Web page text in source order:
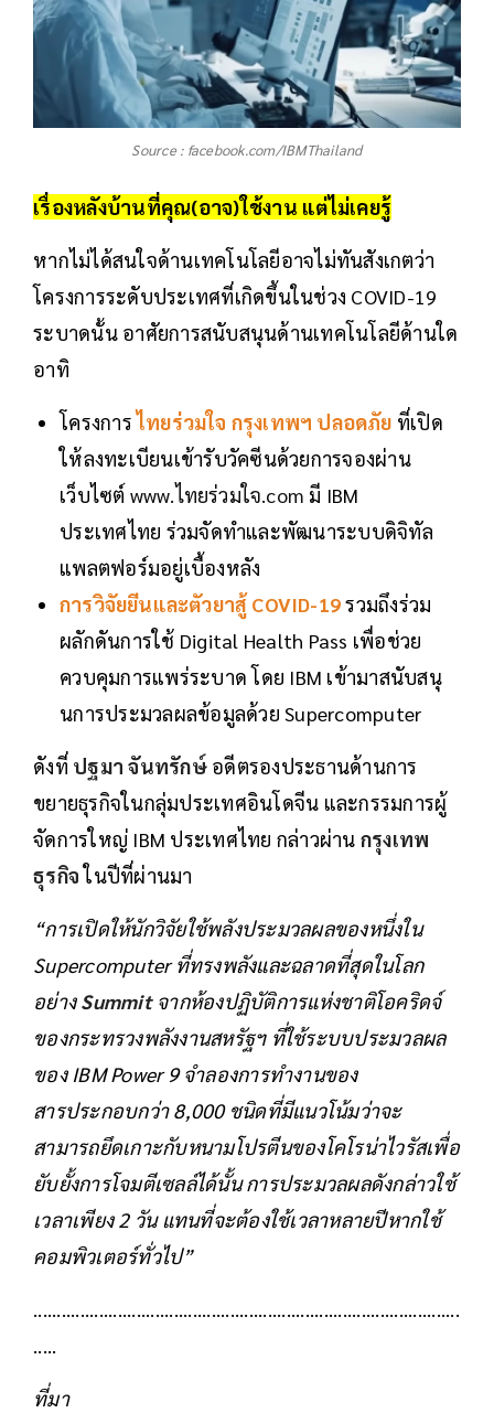
Source : facebook.com/IBMThailand
เรื่องหลังบ้านที่คุณ(อาจ)ใช้งาน แต่ไม่เคยรู้
หากไม่ได้สนใจด้านเทคโนโลยีอาจไม่ทันสังเกตว่า
โครงการระดับประเทศที่เกิดขึ้นในช่วง COVID-19
ระบาดนั้น อาศัยการสนับสนุนด้านเทคโนโลยีด้านใด
อาทิ
โครงการไทยร่วมใจ กรุงเทพฯ ปลอดภัย ที่เปิด
ให้ลงทะเบียนเข้ารับวัคซีนด้วยการจองผ่าน
เว็บไซต์ www.ไทยร่วมใจ.com มี IBM
ประเทศไทย ร่วมจัดทำและพัฒนาระบบดิจิทัล
แพลตฟอร์มอยู่เบื้องหลัง
การวิจัยยีนและตัวยาสู้ COVID-19รวมถึงร่วม
ผลักดันการใช้ Digital Health Pass เพื่อช่วย
ควบคุมการแพร่ระบาด โดย IBM เข้ามาสนับสนุ
นการประมวลผลข้อมูลด้วย Supercomputer
ดังที่ ปฐมา จันทรักษ์อดีตรองประธานด้านการ
ขยายธุรกิจในกลุ่มประเทศอินโดจีน และกรรมการผู้
จัดการใหญ่ IBM ประเทศไทย กล่าวผ่าน กรุงเทพ
ธุรกิจในปีที่ผ่านมา
“การเปิดให้นักวิจัยใช้พลังประมวลผลของหนึ่งใน
Supercomputer ที่ทรงพลังและฉลาดที่สุดในโลก
อย่างSummitจากห้องปฏิบัติการแห่งชาติโอคริดจ์
ของกระทรวงพลังงานสหรัฐฯ ที่ใช้ระบบประมวลผล
ของ IBM Power 9 จำลองการทำงานของ
สารประกอบกว่า 8,000 ชนิดที่มีแนวโน้มว่าจะ
สามารถยึดเกาะกับหนามโปรตีนของโคโรน่าไวรัสเพื่อ
ยับยั้งการโจมตีเซลล์ได้นั้น การประมวลผลดังกล่าวใช้
เวลาเพียง 2 วัน แทนที่จะต้องใช้เวลาหลายปีหากใช้
คอมพิวเตอร์ทั่วไป”
ที่มา